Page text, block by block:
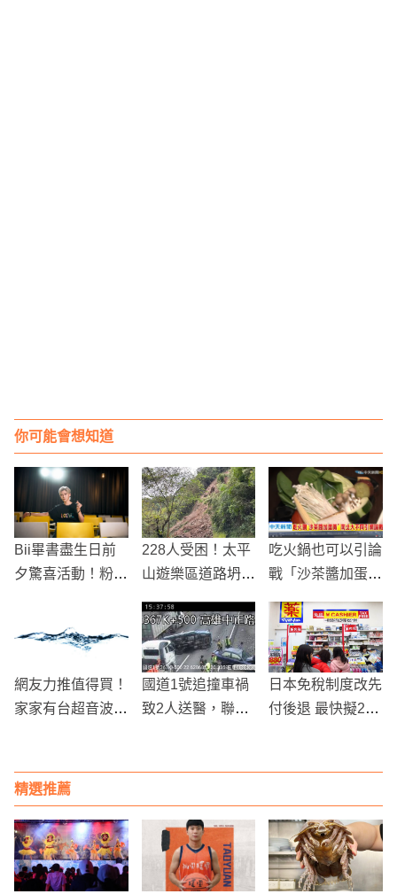
你可能會想知道
Bii畢書盡生日前
夕驚喜活動！粉絲
228人受困！太平
山遊樂區道路坍方
吃火鍋也可以引論
戰「沙茶醬加蛋
網友力推值得買！
家家有台超音波清
國道1號追撞車禍
致2人送醫，聯結
日本免稅制度改先
付後退 最快擬202
精選推薦